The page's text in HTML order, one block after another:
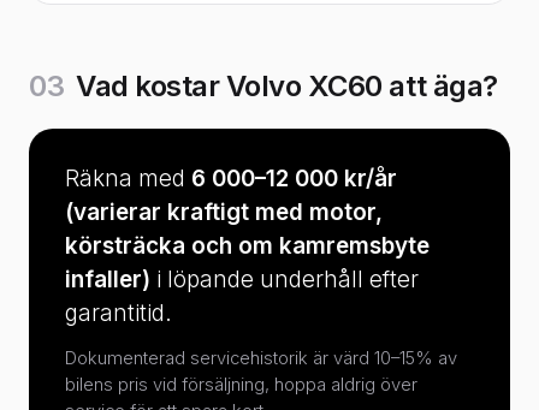
03 Vad kostar Volvo XC60 att äga?
Räkna med 6 000–12 000 kr/år
(varierar kraftigt med motor,
körsträcka och om kamremsbyte
infaller) i löpande underhåll efter
garantitid.
Dokumenterad servicehistorik är värd 10–15% av
bilens pris vid försäljning, hoppa aldrig över